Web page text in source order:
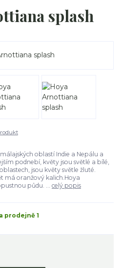
splash
oblastí Indie a Nepálu a
podnebí, květy jsou světlé a bílé,
jsou květy světle žluté.
má oranžový kalich.Hoya
půdu. ... celý popis
prodejně 1